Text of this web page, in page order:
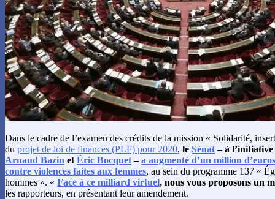
Dans le cadre de l’examen des crédits de la mission « Solidarité,
du projet de loi de finances (PLF) pour 2020, le Sénat– à
Arnaud Bazin et Éric Bocquet–a augmenté d’un million
contre violences faites aux femmes, au sein du programme 137 «
hommes ». « Face à ce milliard virtuel, nous vous proposons un
les rapporteurs, en présentant leur amendement.